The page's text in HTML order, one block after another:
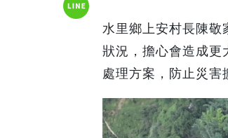
水里鄉上安村長陳敬
狀況，擔心會造成更
處理方案，防止災害